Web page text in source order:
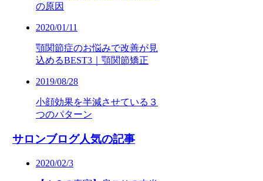
の原因
2020/01/11
顎関節症のお悩みで改善が見
込めるBEST3｜顎関節矯正
2019/08/28
小顔効果を半減させている３
つのパターン
サロンブログ人気の記事
2020/02/3